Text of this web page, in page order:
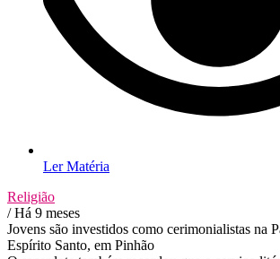
Ler Matéria
Religião
/ Há 9 meses
Jovens são investidos como cerimonialistas na
Espírito Santo, em Pinhão